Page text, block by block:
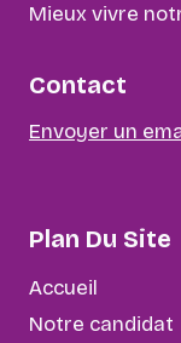
Mieux vivre
Contact
Envoyer un
Plan Du Site
Accueil
Notre candidat